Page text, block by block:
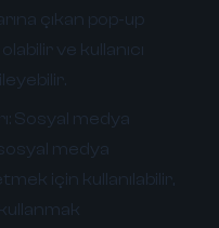
çıkan pop-up
ve kullanıcı
Sosyal medya
medya
için kullanılabilir,